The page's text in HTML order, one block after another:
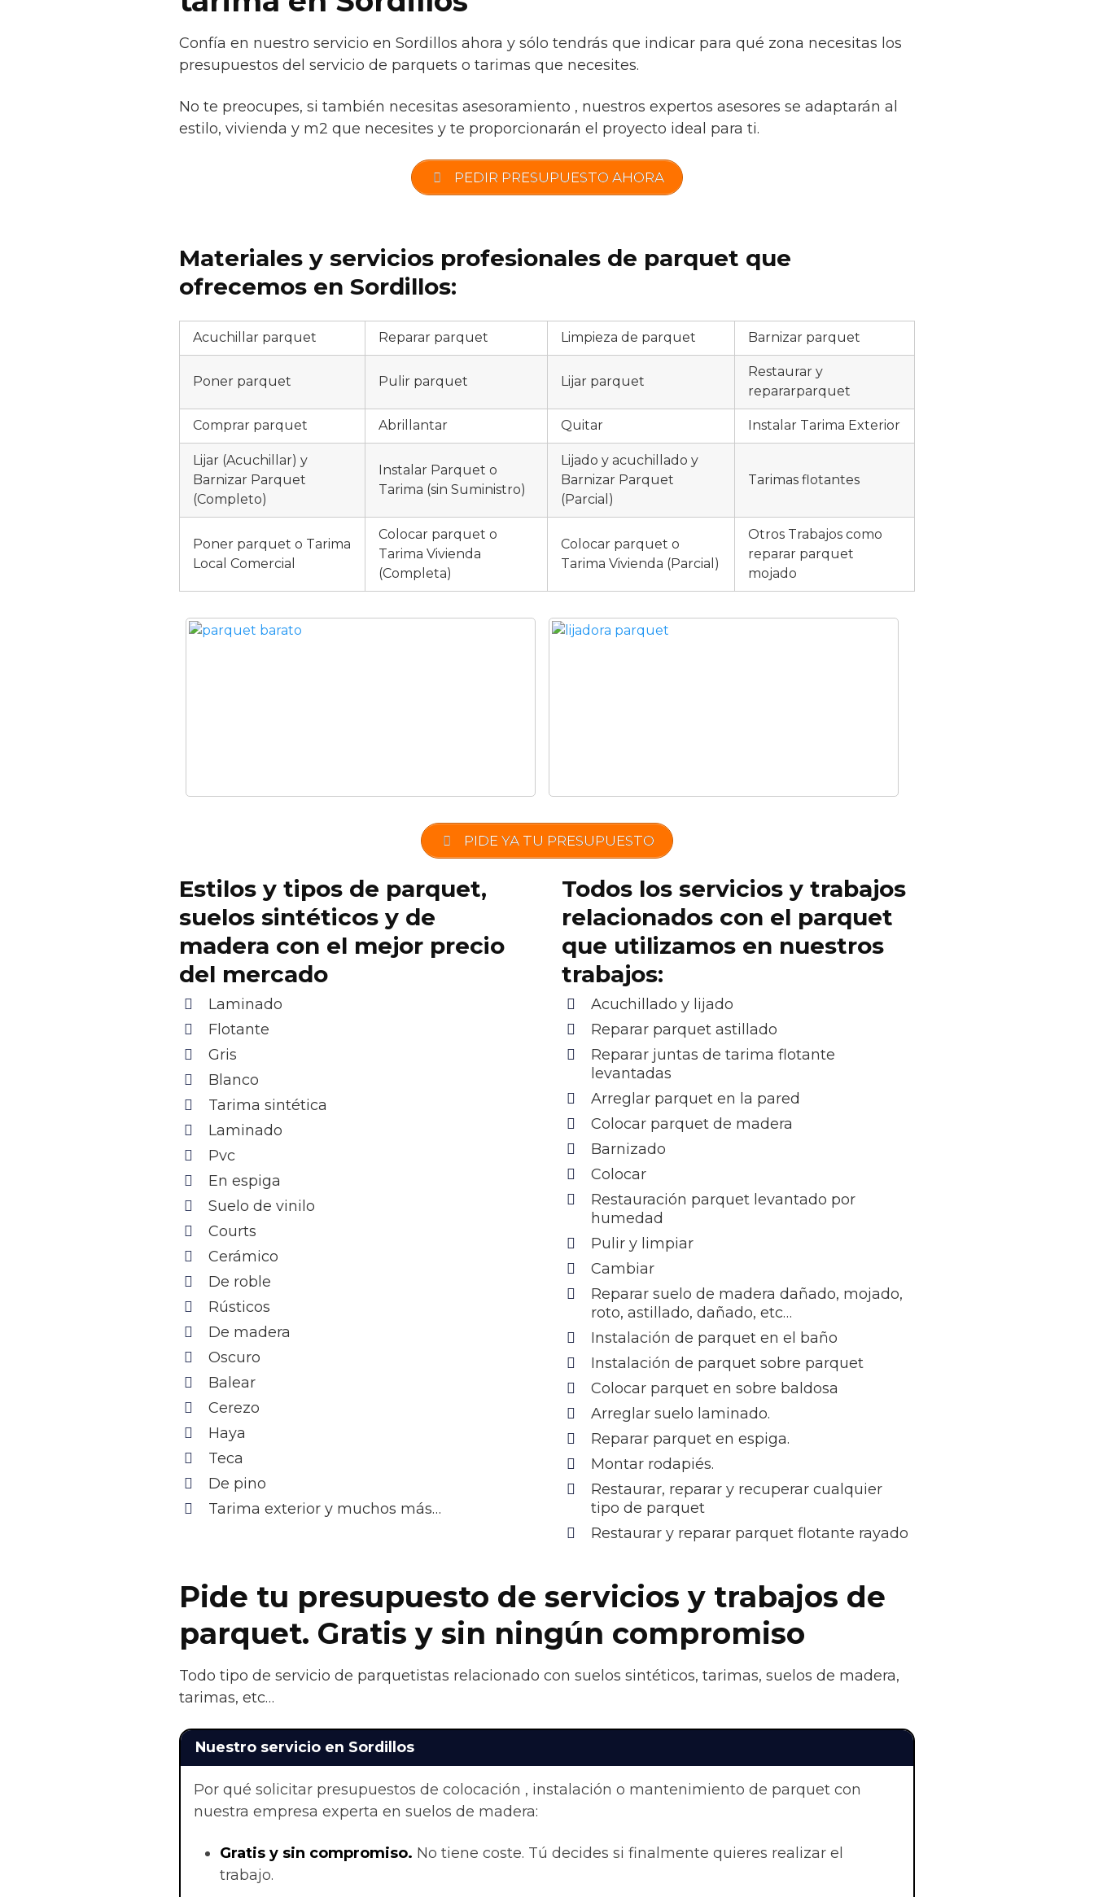
Confía en nuestro servicio en Sordillos ahora y sólo tendrás que indicar para qué zona necesitas los
presupuestos del servicio de parquets o tarimas que necesites.
No te preocupes, si también necesitas asesoramiento , nuestros expertos asesores se adaptarán al
estilo, vivienda y m2 que necesites y te proporcionarán el proyecto ideal para ti.
PEDIR PRESUPUESTO AHORA
Materiales y servicios profesionales de parquet que
ofrecemos en Sordillos:
Acuchillar parquet Reparar parquet Limpieza de parquet Barnizar parquet
Poner parquet Pulir parquet Lijar parquet
Restaurar y
repararparquet
Comprar parquet Abrillantar Quitar Instalar Tarima Exterior
Lijar (Acuchillar) y
Barnizar Parquet
(Completo)
Instalar Parquet o
Tarima (sin Suministro)
Lijado y acuchillado y
Barnizar Parquet
(Parcial)
Tarimas flotantes
Poner parquet o Tarima
Local Comercial
Colocar parquet o
Tarima Vivienda
(Completa)
Colocar parquet o
Tarima Vivienda (Parcial)
Otros Trabajos como
reparar parquet
mojado
PIDE YA TU PRESUPUESTO
Estilos y tipos de parquet,
suelos sintéticos y de
madera con el mejor precio
del mercado
Laminado
Flotante
Gris
Blanco
Tarima sintética
Laminado
Pvc
En espiga
Suelo de vinilo
Courts
Cerámico
De roble
Rústicos
De madera
Oscuro
Balear
Cerezo
Haya
Teca
De pino
Tarima exterior y muchos más…
Todos los servicios y trabajos
relacionados con el parquet
que utilizamos en nuestros
trabajos:
Acuchillado y lijado
Reparar parquet astillado
Reparar juntas de tarima flotante
levantadas
Arreglar parquet en la pared
Colocar parquet de madera
Barnizado
Colocar
Restauración parquet levantado por
humedad
Pulir y limpiar
Cambiar
Reparar suelo de madera dañado, mojado,
roto, astillado, dañado, etc…
Instalación de parquet en el baño
Instalación de parquet sobre parquet
Colocar parquet en sobre baldosa
Arreglar suelo laminado.
Reparar parquet en espiga.
Montar rodapiés.
Restaurar, reparar y recuperar cualquier
tipo de parquet
Restaurar y reparar parquet flotante rayado
Pide tu presupuesto de servicios y trabajos de
parquet. Gratis y sin ningún compromiso
Todo tipo de servicio de parquetistas relacionado con suelos sintéticos, tarimas, suelos de madera,
tarimas, etc…
Nuestro servicio en Sordillos
Por qué solicitar presupuestos de colocación , instalación o mantenimiento de parquet con
nuestra empresa experta en suelos de madera:
Gratis y sin compromiso. No tiene coste. Tú decides si finalmente quieres realizar el
trabajo.